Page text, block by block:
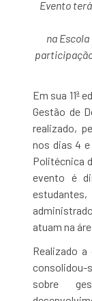
Evento
na
Em sua 11ª
Gestão de
realizado,
nos dias 4
Politécnica
evento é
atuam na
Realizado a
consolidou-
sobre